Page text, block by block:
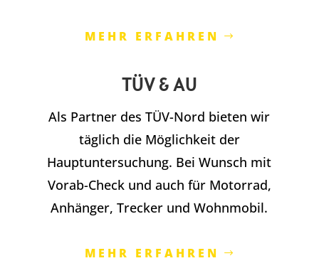
MEHR ERFAHREN
TÜV & AU
Als Partner des TÜV-Nord bieten wir
täglich die Möglichkeit der
Hauptuntersuchung. Bei Wunsch mit
Vorab-Check und auch für Motorrad,
Anhänger, Trecker und Wohnmobil.
MEHR ERFAHREN